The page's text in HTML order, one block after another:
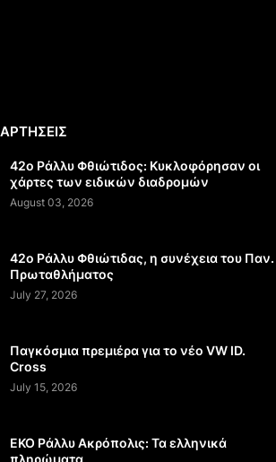
42ο Ράλλυ Φθιώτιδος: Κυκλοφόρησαν οι
χάρτες των ειδικών διαδρομών
August 03, 2026
42ο Ράλλυ Φθιώτιδας, η συνέχεια του Παν.
Πρωταθλήματος
July 27, 2026
Παγκόσμια πρεμιέρα για το νέο VW ID.
Cross
July 15, 2026
EKO Ράλλυ Ακρόπολις: Τα ελληνικά
πληρώματα